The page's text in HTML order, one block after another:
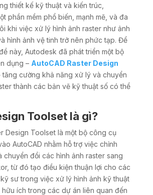
thiết kế kỹ thuật và kiến trúc,
phần mềm phổ biến, mạnh mẽ, và đa
khi việc xử lý hình ảnh raster như ảnh
hình ảnh vệ tinh trở nên phức tạp. Để
này, Autodesk đã phát triển một bộ
dụng – AutoCAD Raster Design
cường khả năng xử lý và chuyển
thành các bản vẽ kỹ thuật số có thể
Toolset là gì?
Design Toolset là một bộ công cụ
AutoCAD nhằm hỗ trợ việc chỉnh
chuyển đổi các hình ảnh raster sang
từ đó tạo điều kiện thuận lợi cho các
sư trong việc xử lý hình ảnh kỹ thuật
hữu ích trong các dự án liên quan đến